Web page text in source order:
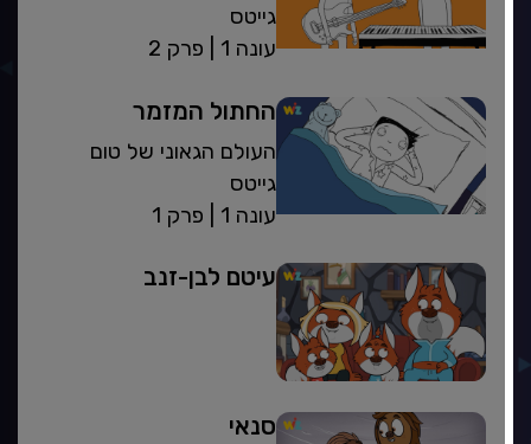
גייטס
פרק 2
| עונה 1
החתול המזמר
העולם הגאוני של טום
גייטס
פרק 1
| עונה 1
עיטם לבן-זנב
סנאי